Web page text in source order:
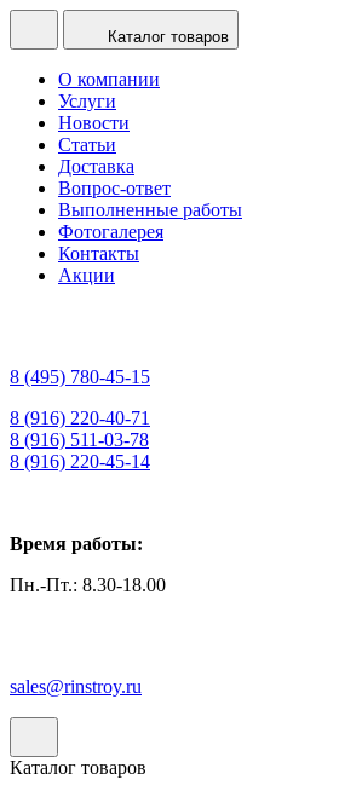
Каталог товаров
О компании
Услуги
Новости
Статьи
Доставка
Вопрос-ответ
Выполненные работы
Фотогалерея
Контакты
Акции
8 (495) 780-45-15
8 (916) 220-40-71
8 (916) 511-03-78
8 (916) 220-45-14
Время работы:
Пн.-Пт.: 8.30-18.00
sales@rinstroy.ru
Каталог товаров